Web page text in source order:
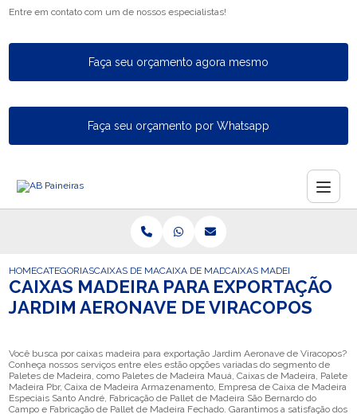
Entre em contato com um de nossos especialistas!
Faça seu orçamento agora mesmo
Faça seu orçamento por Whatsapp
HOMECATEGORIASCAIXAS DE MADEIRA PARA EXPORTACAO
CAIXA DE MADEIRA PARA A EXPORTACAO
CAIXAS MADEIRA PARA
CAIXAS MADEIRA PARA EXPORTAÇÃO
JARDIM AERONAVE DE VIRACOPOS
Você busca por caixas madeira para exportação Jardim Aeronave de Viracopos?
Conheça nossos serviços entre eles estão opções variadas do segmento de
Paletes de Madeira, como Paletes de Madeira Mauá, Caixas de Madeira, Palete
Madeira Pbr, Caixa de Madeira Armazenamento, Empresa de Caixa de Madeira
Especiais Santo André, Fabricação de Pallet de Madeira São Bernardo do
Campo e Fabricação de Pallet de Madeira Fechado. Garantimos a satisfação dos